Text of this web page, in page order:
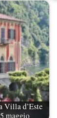
Villa d’Este
maggio